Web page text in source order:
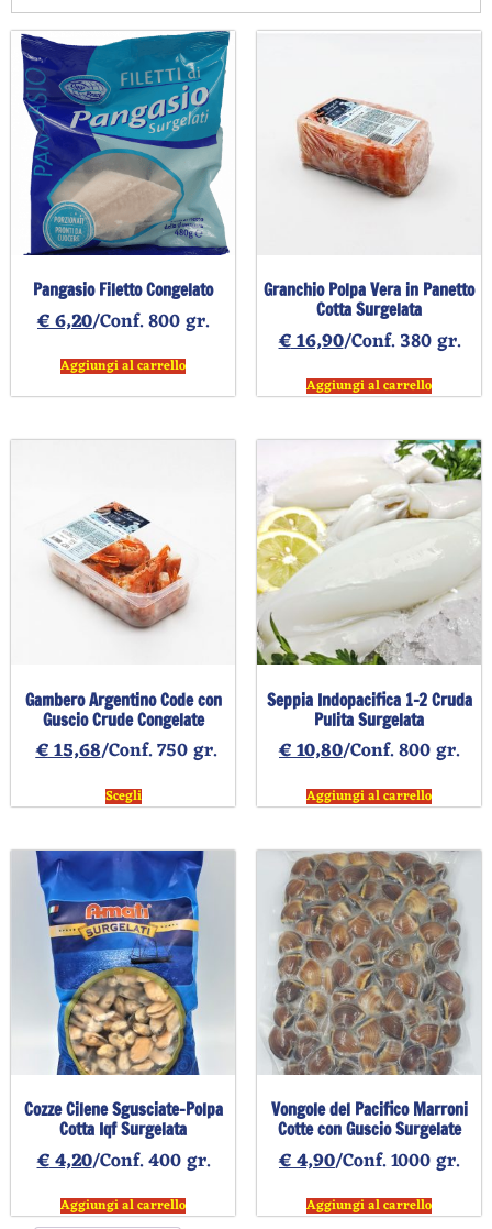
Pangasio Filetto Congelato
€6,20/Conf. 800 gr.
Aggiungi al carrello
Granchio Polpa Vera in Panetto
Cotta Surgelata
€16,90/Conf. 380 gr.
Aggiungi al carrello
Gambero Argentino Code con
Guscio Crude Congelate
€15,68/Conf. 750 gr.
Scegli
Seppia Indopacifica 1-2 Cruda
Pulita Surgelata
€10,80/Conf. 800 gr.
Aggiungi al carrello
Cozze Cilene Sgusciate-Polpa
Cotta Iqf Surgelata
€4,20/Conf. 400 gr.
Aggiungi al carrello
Vongole del Pacifico Marroni
Cotte con Guscio Surgelate
€4,90/Conf. 1000 gr.
Aggiungi al carrello